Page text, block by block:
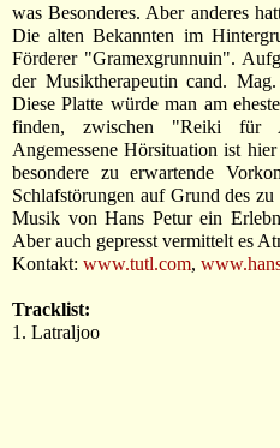
was Besonderes. Aber anderes
Die alten Bekannten im
Förderer "Gramexgrunnuin".
der Musiktherapeutin cand.
Diese Platte würde man am
finden, zwischen "Reiki für
Angemessene Hörsituation ist
besondere zu erwartende
Schlafstörungen auf Grund des
Musik von Hans Petur ein
Aber auch gepresst vermittelt es
Kontakt: www.tutl.com,
Tracklist:
1. Latraljoo